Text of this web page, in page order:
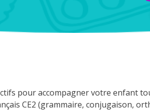
pour accompagner votre enfant
CE2 (grammaire, conjugaison,